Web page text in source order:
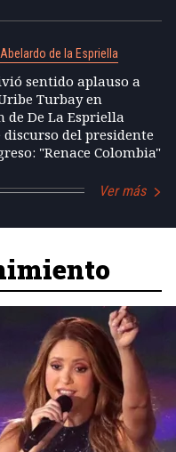
de la Espriella
sentido aplauso a
Turbay en
de De La Espriella
del presidente
"Renace Colombia"
Ver más